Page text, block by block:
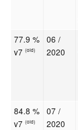
77.9 %
v7(old)
06 /
2020
84.8 %
v7(old)
07 /
2020